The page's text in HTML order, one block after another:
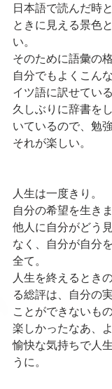
日本語で読んだ時
ときに見える景色
い。
そのために語彙の
自分でもよくこん
イツ語に訳せてい
久しぶりに辞書を
いているので、勉
それが楽しい。
人生は一度きり。
自分の希望を生き
他人に自分がどう
なく、自分が自分
全て。
人生を終えるとき
る総評は、自分の
ことができないもの
楽しかったなあ、
愉快な気持ちで人
うに。